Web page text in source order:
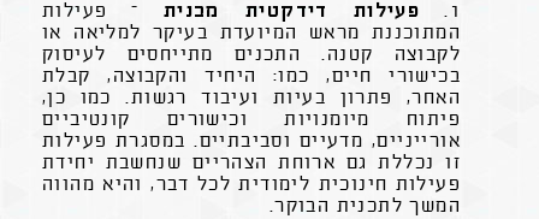
1. פעילות דידקטית מבנית – פעילות
המתוכננת מראש המיועדת בעיקר למליאה או
לקבוצה קטנה. התכנים מתייחסים לעיסוק
בכישורי חיים, כמו: היחיד והקבוצה, קבלת
האחר, פתרון בעיות ועיבוד רגשות. כמו כן,
פיתוח מיומנויות וכישורים קונטיביים
אורייניים, מדעיים וסביבתיים. במסגרת פעילות
זו נכללת גם ארוחת הצהריים שנחשבת יחידת
פעילות חינוכית לימודית לכל דבר, והיא מהווה
המשך לתכנית הבוקר.